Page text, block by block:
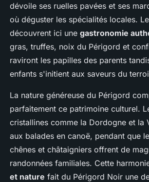
dévoile ses ruelles pavées et ses
où déguster les spécialités locales.
découvrent ici une gastronomie
gras, truffes, noix du Périgord et
raviront les papilles des parents
enfants s'initient aux saveurs du
La nature généreuse du Périgord
parfaitement ce patrimoine culturel.
cristallines comme la Dordogne et la
aux balades en canoë, pendant que
chênes et châtaigniers offrent de
randonnées familiales. Cette
et nature fait du Périgord Noir une